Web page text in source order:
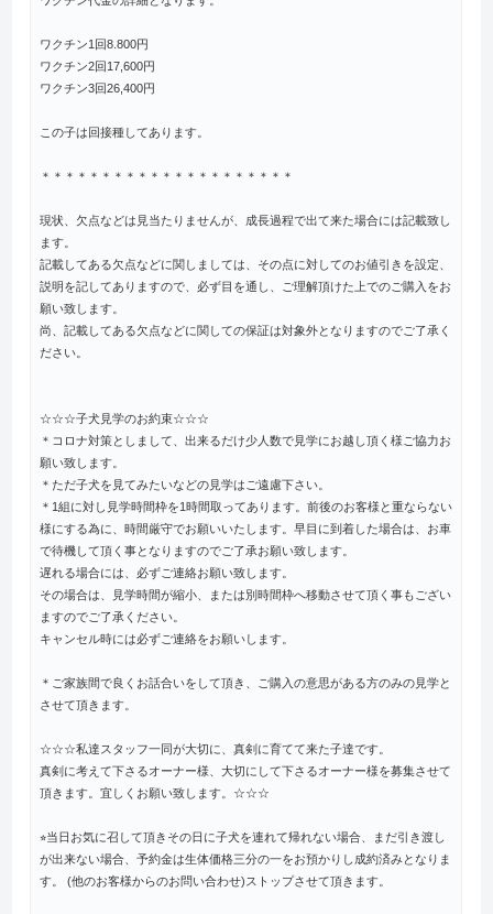
ワクチン1回8.800円
ワクチン2回17,600円
ワクチン3回26,400円
この子は回接種してあります。
＊＊＊＊＊＊＊＊＊＊＊＊＊＊＊＊＊＊＊＊＊
現状、欠点などは見当たりませんが、成長過程で出て来た場合には記載致し
ます。
記載してある欠点などに関しましては、その点に対してのお値引きを設定、
説明を記してありますので、必ず目を通し、ご理解頂けた上でのご購入をお
願い致します。
尚、記載してある欠点などに関しての保証は対象外となりますのでご了承く
ださい。
☆☆☆子犬見学のお約束☆☆☆
＊コロナ対策としまして、出来るだけ少人数で見学にお越し頂く様ご協力お
願い致します。
＊ただ子犬を見てみたいなどの見学はご遠慮下さい。
＊1組に対し見学時間枠を1時間取ってあります。前後のお客様と重ならない
様にする為に、時間厳守でお願いいたします。早目に到着した場合は、お車
で待機して頂く事となりますのでご了承お願い致します。
遅れる場合には、必ずご連絡お願い致します。
その場合は、見学時間が縮小、または別時間枠へ移動させて頂く事もござい
ますのでご了承ください。
キャンセル時には必ずご連絡をお願いします。
＊ご家族間で良くお話合いをして頂き、ご購入の意思がある方のみの見学と
させて頂きます。
☆☆☆私達スタッフ一同が大切に、真剣に育てて来た子達です。
真剣に考えて下さるオーナー様、大切にして下さるオーナー様を募集させて
頂きます。宜しくお願い致します。☆☆☆
⭐︎当日お気に召して頂きその日に子犬を連れて帰れない場合、まだ引き渡し
が出来ない場合、予約金は生体価格三分の一をお預かりし成約済みとなりま
す。 (他のお客様からのお問い合わせ)ストップさせて頂きます。